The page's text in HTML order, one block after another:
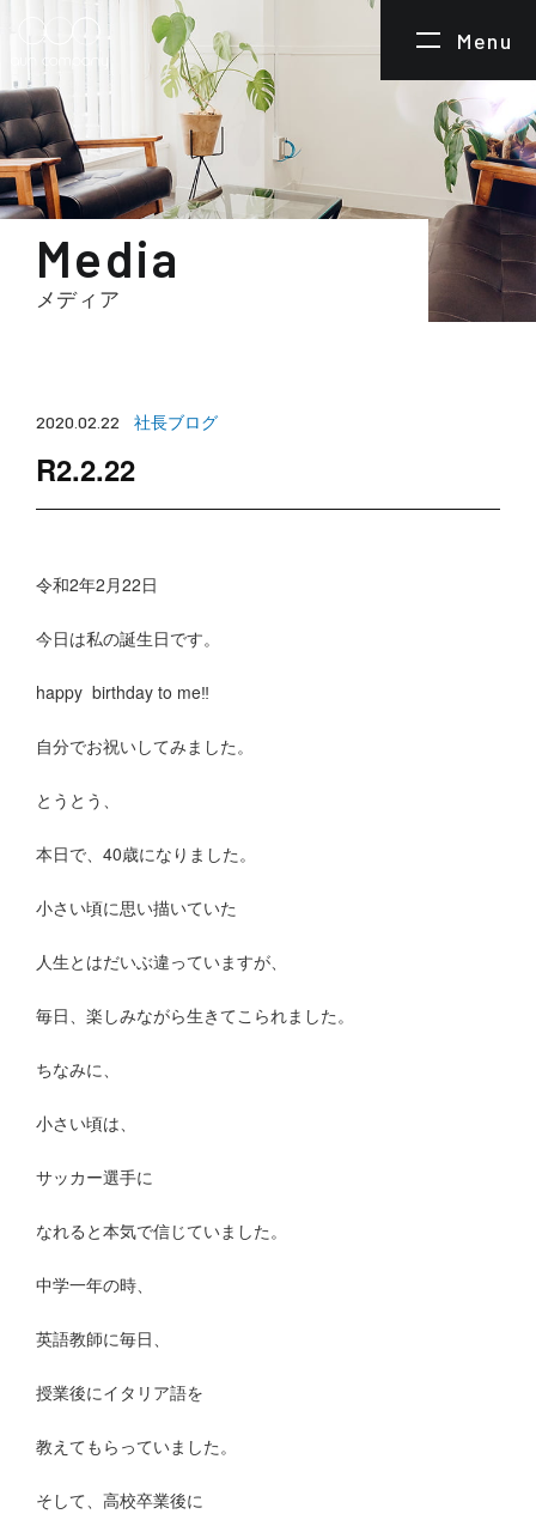
Menu
Media
メディア
2020.02.22 社長ブログ
R2.2.22
令和2年2月22日
今日は私の誕生日です。
happy birthday to me‼︎
自分でお祝いしてみました。
とうとう、
本日で、40歳になりました。
小さい頃に思い描いていた
人生とはだいぶ違っていますが、
毎日、楽しみながら生きてこられました。
ちなみに、
小さい頃は、
サッカー選手に
なれると本気で信じていました。
中学一年の時、
英語教師に毎日、
授業後にイタリア語を
教えてもらっていました。
そして、高校卒業後に